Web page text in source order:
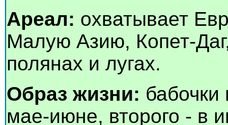
Ареал: охватывает
Малую Азию, Копет-
полянах и лугах.
Образ жизни: бабочки
мае-июне, второго - в